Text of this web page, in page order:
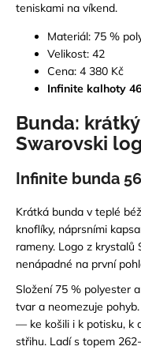
teniskami na víkend.
Materiál: 75 %
Velikost: 42
Cena: 4 380 Kč
Infinite kalhoty
Bunda:
Swarovski
Infinite bunda
Krátká bunda v teplé
knoflíky, náprsními
rameny. Logo z
nenápadné na první
Složení 75 % polyester
tvar a neomezuje
— ke košili i k potisku, k
střihu. Ladí s topem